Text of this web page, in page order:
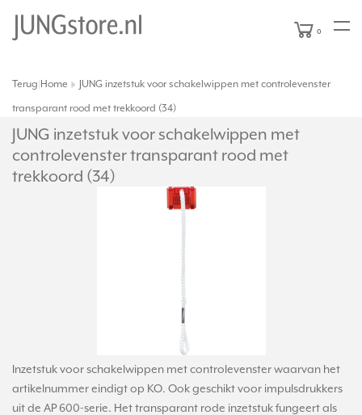
0
Terug Home JUNG inzetstuk voor schakelwippen met controlevenster
transparant rood met trekkoord (34)
JUNG inzetstuk voor schakelwippen met
controlevenster transparant rood met
trekkoord (34)
Inzetstuk voor schakelwippen met controlevenster waarvan het
artikelnummer eindigt op KO. Ook geschikt voor impulsdrukkers
uit de AP 600-serie. Het transparant rode inzetstuk fungeert als